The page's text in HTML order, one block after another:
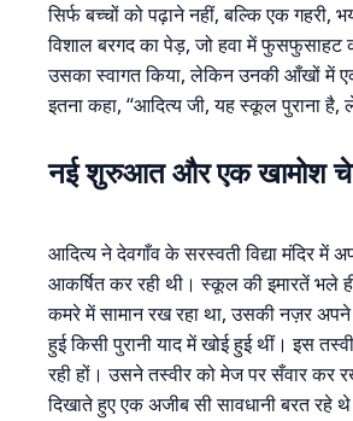
सिर्फ बच्चों को पढ़ाने नहीं, बल्कि एक
विशाल बरगद का पेड़, जो हवा में फुसफुसाहट
उसका स्वागत किया, लेकिन उनकी आँखों में
इतना कहा, “आदित्य जी, यह स्कूल पुराना है,
नई शुरुआत और एक खामोश
आदित्य ने देवगाँव के सरस्वती विद्या मंदिर
आकर्षित कर रही थी। स्कूल की इमारतें भले
कमरे में सामान रख रहा था, उसकी नज़र
हुई किसी पुरानी याद में खोई हुई थीं। इस
रही हों। उसने तस्वीर को मेज पर सँवार कर
दिखाते हुए एक अजीब सी सावधानी बरत रहे